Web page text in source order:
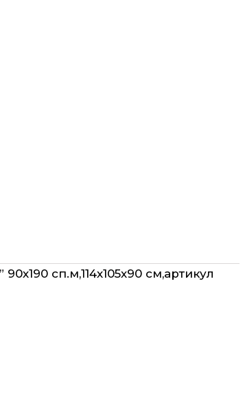
сп.м,114х105х90 см,артикул